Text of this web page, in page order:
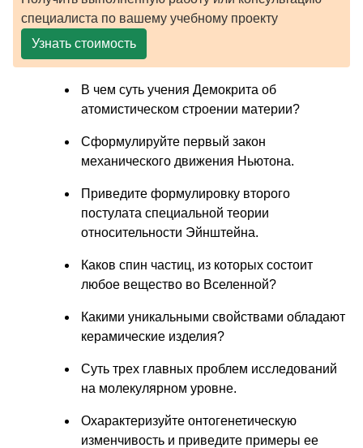
специалиста по вашему учебному проекту
Узнать стоимость
В чем суть учения Демокрита об
атомистическом строении материи?
Сформулируйте первый закон
механического движения Ньютона.
Приведите формулировку второго
постулата специальной теории
относительности Эйнштейна.
Каков спин частиц, из которых состоит
любое вещество во Вселенной?
Какими уникальными свойствами обладают
керамические изделия?
Суть трех главных проблем исследований
на молекулярном уровне.
Охарактеризуйте онтогенетическую
изменчивость и приведите примеры ее